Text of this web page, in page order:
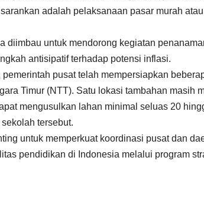
adalah pelaksanaan pasar murah
diimbau untuk mendorong kegiatan
antisipatif terhadap potensi inflasi.
pusat telah mempersiapkan
Timur (NTT). Satu lokasi tambahan masih
mengusulkan lahan minimal seluas 20
tersebut.
untuk memperkuat koordinasi pusat dan
pendidikan di Indonesia melalui program